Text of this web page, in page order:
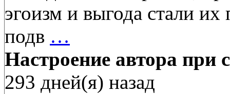
эгоизм и выгода стали
подв …
Настроение автора при
293 дней(я) назад